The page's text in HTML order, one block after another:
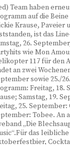
Team haben
auf die
Krause, Paveier
ist das
26.
wie Mon
117 für den
an zwei
sowie 25./
Freitag, 18.
Samstag, 19.
25. September:
Tobee. An
„Die
das